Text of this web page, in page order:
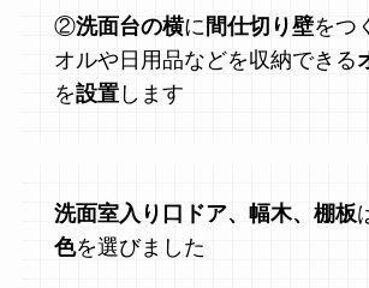
②洗面台の横に 間仕切り壁をつ
オルや日用品などを収納できる
を設置します
洗面室入り口ドア、幅木、棚板
色を選びました